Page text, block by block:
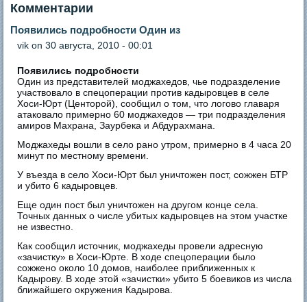
Комментарии
Появились подробности Один из
vik on 30 августа, 2010 - 00:01
Появились подробности
Один из представителей моджахедов, чье подразделение
участвовало в спецоперации против кадыровцев в селе
Хоси-Юрт (Центорой), сообщил о том, что логово главаря
атаковало примерно 60 моджахедов — три подразделения
амиров Махрана, Заурбека и Абдурахмана.
Моджахеды вошли в село рано утром, примерно в 4 часа 20
минут по местному времени.
У въезда в село Хоси-Юрт был уничтожен пост, сожжен БТР
и убито 6 кадыровцев.
Еще один пост был уничтожен на другом конце села.
Точных данных о числе убитых кадыровцев на этом участке
не известно.
Как сообщил источник, моджахеды провели адресную
«зачистку» в Хоси-Юрте. В ходе спецоперации было
сожжено около 10 домов, наиболее приближенных к
Кадырову. В ходе этой «зачистки» убито 5 боевиков из числа
ближайшего окружения Кадырова.